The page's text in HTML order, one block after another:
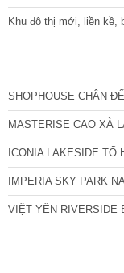
Khu đô thị mới, liền kề,
SHOPHOUSE CHÂN
MASTERISE CAO XÀ
ICONIA LAKESIDE TỐ
IMPERIA SKY PARK
VIỆT YÊN RIVERSIDE